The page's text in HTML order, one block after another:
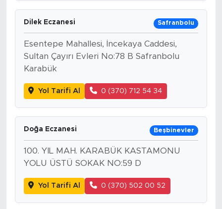
Dilek Eczanesi Safranbolu
Esentepe Mahallesi, İncekaya Caddesi,
Sultan Çayırı Evleri No:78 B Safranbolu
Karabük
Yol Tarifi Al 0 (370) 712 54 34
Doğa Eczanesi Beşbinevler
100. YIL MAH. KARABÜK KASTAMONU
YOLU ÜSTÜ SOKAK NO:59 D
Yol Tarifi Al 0 (370) 502 00 52